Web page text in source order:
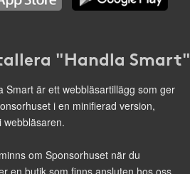
"Handla Smart"
Smart är ett webbläsartillägg som ger
i en minifierad version,
webbläsaren.
om Sponsorhuset när du